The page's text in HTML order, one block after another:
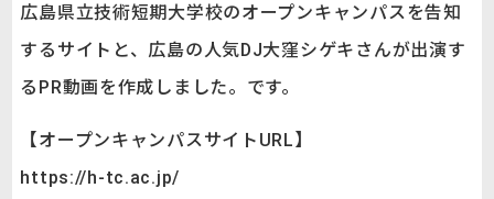
広島県立技術短期大学校のオープンキャンパスを告知
するサイトと、広島の人気DJ大窪シゲキさんが出演す
るPR動画を作成しました。です。
【オープンキャンパスサイトURL】
https://h-tc.ac.jp/